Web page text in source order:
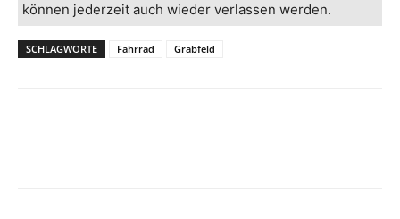
können jederzeit auch wieder verlassen werden.
SCHLAGWORTE Fahrrad Grabfeld